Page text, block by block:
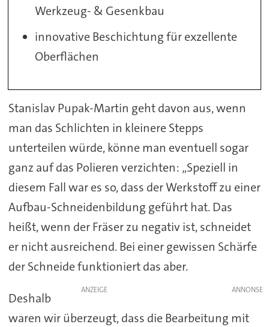
Werkzeug- & Gesenkbau
innovative Beschichtung für exzellente
Oberflächen
Stanislav Pupak-Martin geht davon aus, wenn
man das Schlichten in kleinere Stepps
unterteilen würde, könne man eventuell sogar
ganz auf das Polieren verzichten: „Speziell in
diesem Fall war es so, dass der Werkstoff zu einer
Aufbau-Schneidenbildung geführt hat. Das
heißt, wenn der Fräser zu negativ ist, schneidet
er nicht ausreichend. Bei einer gewissen Schärfe
der Schneide funktioniert das aber.
ANZEIGE
Deshalb
waren wir überzeugt, dass die Bearbeitung mit